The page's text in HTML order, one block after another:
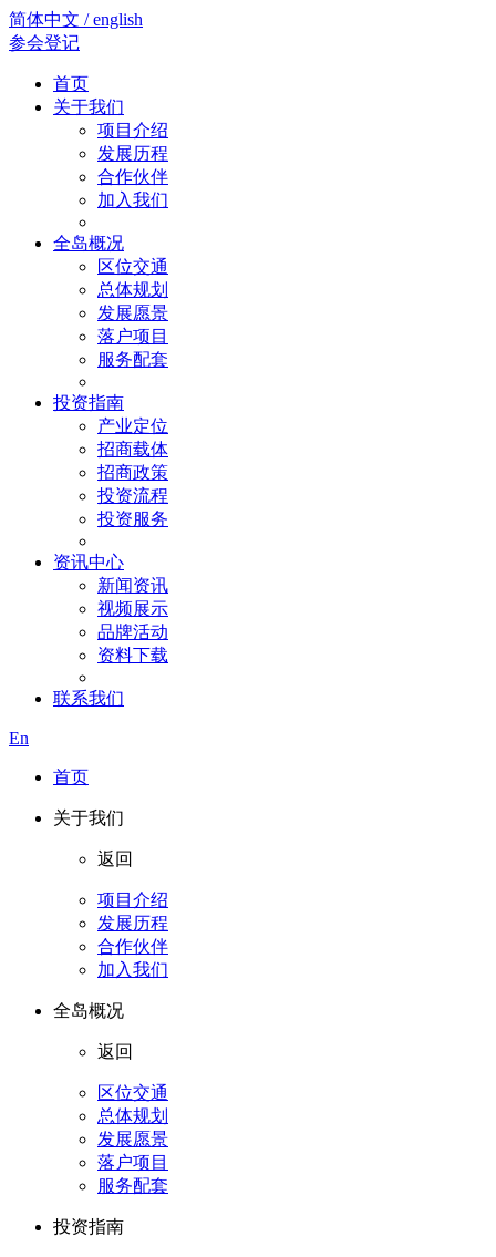
简体中文 / english
参会登记
首页
关于我们
项目介绍
发展历程
合作伙伴
加入我们
全岛概况
区位交通
总体规划
发展愿景
落户项目
服务配套
投资指南
产业定位
招商载体
招商政策
投资流程
投资服务
资讯中心
新闻资讯
视频展示
品牌活动
资料下载
联系我们
En
首页
关于我们
返回
项目介绍
发展历程
合作伙伴
加入我们
全岛概况
返回
区位交通
总体规划
发展愿景
落户项目
服务配套
投资指南